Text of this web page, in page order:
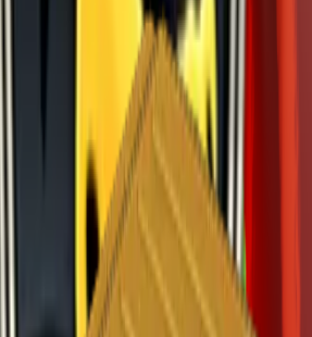
2 Case.
открыв кейсы Spectrum Case и
является частью коллекции The
до $371.10, что делает этот
время он редко встречается на